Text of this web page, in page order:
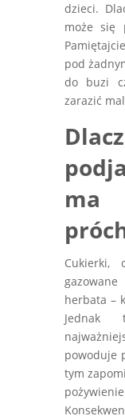
dzieci.
może się
pod
do buzi
zarazić
ma
Cukierki,
herbata –
Jednak
powoduje
tym